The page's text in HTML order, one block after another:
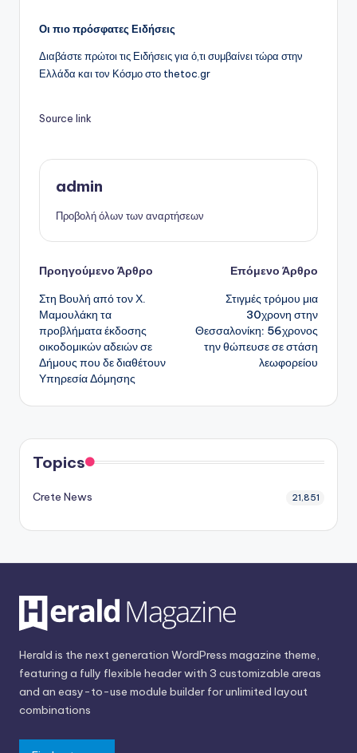
Οι πιο πρόσφατες Ειδήσεις
Διαβάστε πρώτοι τις Ειδήσεις για ό,τι συμβαίνει τώρα στην
Ελλάδα και τον Κόσμο στο thetoc.gr
Source link
admin
Προβολή όλων των αναρτήσεων
Πλοήγηση
δημοσιεύσεων
Προηγούμενο Άρθρο
Στη Βουλή από τον Χ.
Μαμουλάκη τα
προβλήματα έκδοσης
οικοδομικών αδειών σε
Δήμους που δε διαθέτουν
Υπηρεσία Δόμησης
Επόμενο Άρθρο
Στιγμές τρόμου μια
30χρονη στην
Θεσσαλονίκη: 56χρονος
την θώπευσε σε στάση
λεωφορείου
Topics
Crete News 21,851
Herald is the next generation WordPress magazine theme,
featuring a fully flexible header with 3 customizable areas
and an easy-to-use module builder for unlimited layout
combinations